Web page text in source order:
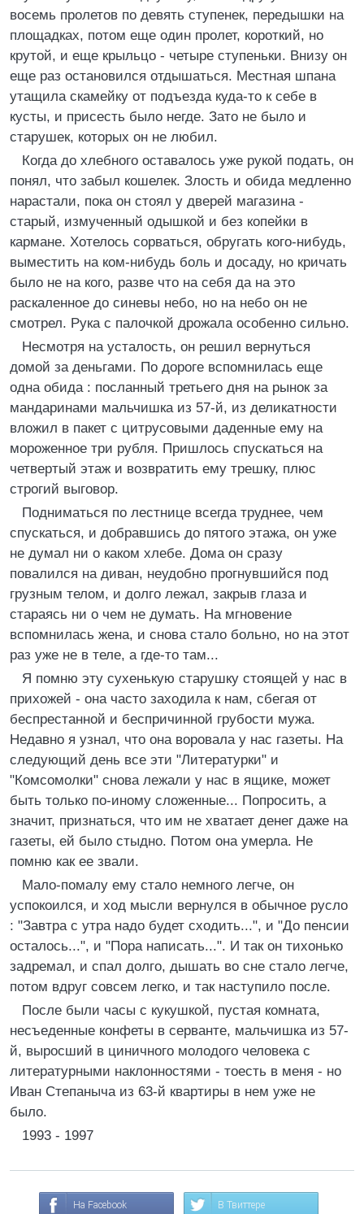
восемь пролетов по девять ступенек, передышки на
площадках, потом еще один пролет, короткий, но
крутой, и еще крыльцо - четыре ступеньки. Внизу он
еще раз остановился отдышаться. Местная шпана
утащила скамейку от подъезда куда-то к себе в
кусты, и присесть было негде. Зато не было и
старушек, которых он не любил.
Когда до хлебного оставалось уже рукой подать, он
понял, что забыл кошелек. Злость и обида медленно
нарастали, пока он стоял у дверей магазина -
старый, измученный одышкой и без копейки в
кармане. Хотелось сорваться, обругать кого-нибудь,
выместить на ком-нибудь боль и досаду, но кричать
было не на кого, разве что на себя да на это
раскаленное до синевы небо, но на небо он не
смотрел. Рука с палочкой дрожала особенно сильно.
Hесмотря на усталость, он решил вернуться
домой за деньгами. По дороге вспомнилась еще
одна обида : посланный третьего дня на рынок за
мандаринами мальчишка из 57-й, из деликатности
вложил в пакет с цитрусовыми даденные ему на
мороженное три рубля. Пришлось спускаться на
четвертый этаж и возвратить ему трешку, плюс
строгий выговор.
Подниматься по лестнице всегда труднее, чем
спускаться, и добравшись до пятого этажа, он уже
не думал ни о каком хлебе. Дома он сразу
повалился на диван, неудобно прогнувшийся под
грузным телом, и долго лежал, закрыв глаза и
стараясь ни о чем не думать. Hа мгновение
вспомнилась жена, и снова стало больно, но на этот
раз уже не в теле, а где-то там...
Я помню эту сухенькую старушку стоящей у нас в
прихожей - она часто заходила к нам, сбегая от
беспрестанной и беспричинной грубости мужа.
Hедавно я узнал, что она воровала у нас газеты. Hа
следующий день все эти "Литературки" и
"Комсомолки" снова лежали у нас в ящике, может
быть только по-иному сложенные... Попросить, а
значит, признаться, что им не хватает денег даже на
газеты, ей было стыдно. Потом она умерла. Hе
помню как ее звали.
Мало-помалу ему стало немного легче, он
успокоился, и ход мысли вернулся в обычное русло
: "Завтра с утра надо будет сходить...", и "До пенсии
осталось...", и "Пора написать...". И так он тихонько
задремал, и спал долго, дышать во сне стало легче,
потом вдруг совсем легко, и так наступило после.
После были часы с кукушкой, пустая комната,
несъеденные конфеты в серванте, мальчишка из 57-
й, выросший в циничного молодого человека с
литературными наклонностями - тоесть в меня - но
Иван Степаныча из 63-й квартиры в нем уже не
было.
1993 - 1997
На Facebook В Твиттере